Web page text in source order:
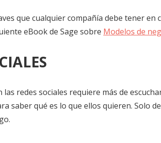
que cualquier compañía debe tener
eBook de Sage sobre Modelos de
redes sociales requiere más de
saber qué es lo que ellos quieren. Solo